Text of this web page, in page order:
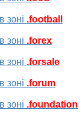
зоні .football
зоні .forex
зоні .forsale
зоні .forum
зоні .foundation